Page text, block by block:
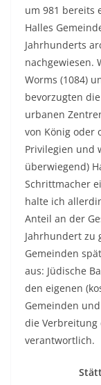
um 981 bereits
Halles
Jahrhunderts
nachgewiesen.
Worms (1084)
bevorzugten
urbanen
von König oder
Privilegien und
überwiegend)
Schrittmacher
halte ich
Anteil an der
Jahrhundert zu
Gemeinden
aus: Jüdische
den eigenen
Gemeinden
die Verbreitung
verantwortlich.